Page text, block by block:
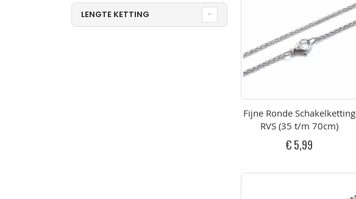
Fijne Ronde Schakelketting
RVS (35 t/m 70cm)
€ 5,99
LENGTE KETTING